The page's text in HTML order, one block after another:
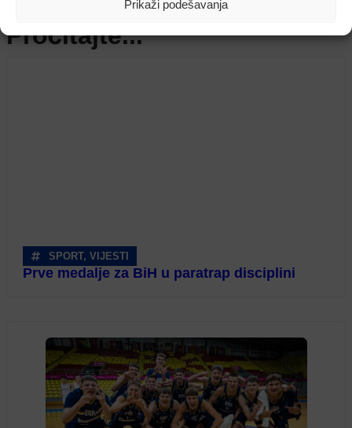
Prikaži podešavanja
Pročitajte...
SPORT, VIJESTI
Prve medalje za BiH u paratrap disciplini